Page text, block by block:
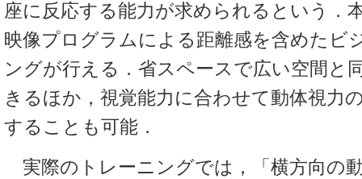
座に反応する能力が求められるという．
映像プログラムによる距離感を含めたビ
ングが行える．省スペースで広い空間と
きるほか，視覚能力に合わせて動体視力
することも可能．
実際のトレーニングでは，「横方向の